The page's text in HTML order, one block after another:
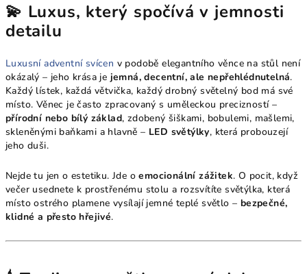
💫 Luxus, který spočívá v jemnosti
detailu
Luxusní adventní svícen v podobě elegantního věnce na stůl není
okázalý – jeho krása je jemná, decentní, ale nepřehlédnutelná.
Každý lístek, každá větvička, každý drobný světelný bod má své
místo. Věnec je často zpracovaný s uměleckou precizností –
přírodní nebo bílý základ, zdobený šiškami, bobulemi, mašlemi,
skleněnými baňkami a hlavně – LED světýlky, která probouzejí
jeho duši.
Nejde tu jen o estetiku. Jde oemocionální zážitek. O pocit, když
večer usednete k prostřenému stolu a rozsvítíte světýlka, která
místo ostrého plamene vysílají jemné teplé světlo – bezpečné,
klidné a přesto hřejivé.